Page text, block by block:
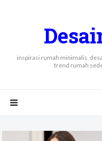
inspirasi rumah minimalis,
trend rumah